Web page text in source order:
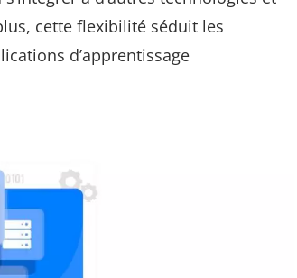
cette flexibilité séduit les
d’apprentissage